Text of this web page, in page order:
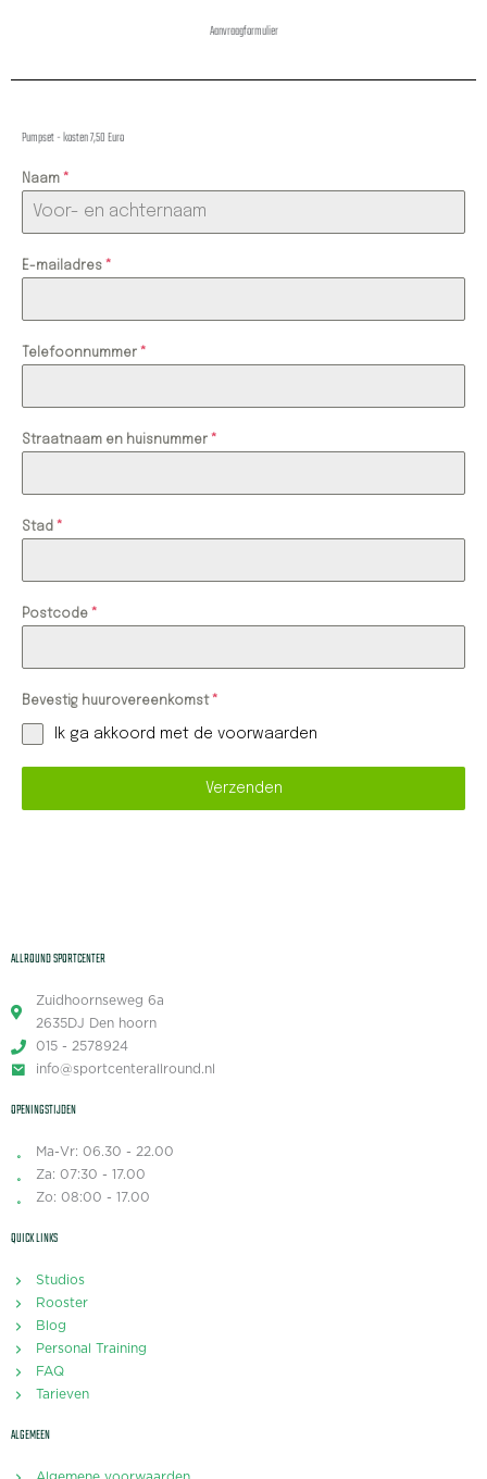
Aanvraagformulier
Pumpset - kosten 7,50 Euro
Naam *
E-mailadres *
Telefoonnummer *
Straatnaam en huisnummer *
Stad *
Postcode *
Bevestig huurovereenkomst *
Ik ga akkoord met de voorwaarden
Verzenden
ALLROUND SPORTCENTER
Zuidhoornseweg 6a
2635DJ Den hoorn
015 - 2578924
info@sportcenterallround.nl
OPENINGSTIJDEN
Ma-Vr: 06.30 - 22.00
Za: 07:30 - 17.00
Zo: 08:00 - 17.00
QUICK LINKS
Studios
Rooster
Blog
Personal Training
FAQ
Tarieven
ALGEMEEN